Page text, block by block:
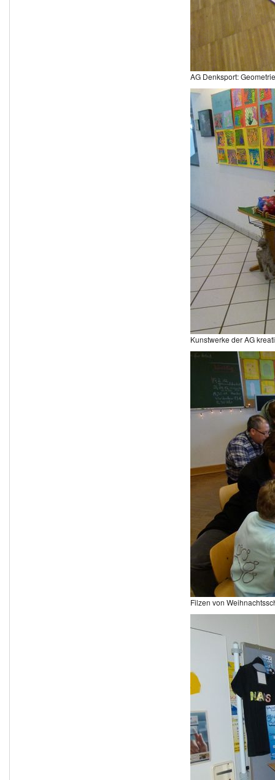
AG Denksport:
Kunstwerke der AG
Filzen von